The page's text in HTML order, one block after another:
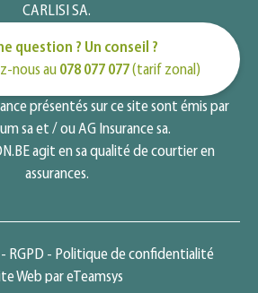
CARLISI SA.
question ? Un conseil ?
nous au 078 077 077(tarif zonal)
présentés sur ce site sont émis par
sa et / ou AG Insurance sa.
agit en sa qualité de courtier en
assurances.
RGPD
Politique de confidentialité
Web par eTeamsys